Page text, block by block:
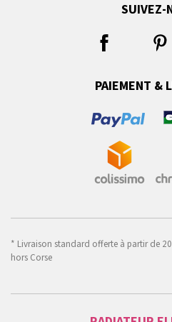
SUIVEZ-
PAIEMENT &
* Livraison standard offerte à partir de
hors Corse